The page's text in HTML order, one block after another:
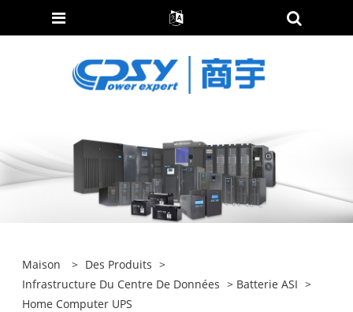
Maison > Des Produits >
Infrastructure Du Centre De Données > Batterie ASI >
Home Computer UPS